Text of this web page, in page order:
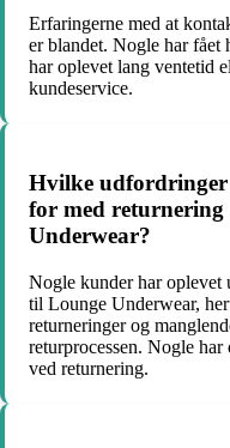
Erfaringerne med at
er blandet. Nogle har fået
har oplevet lang ventetid
kundeservice.
Hvilke udfordringer
for med
Underwear?
Nogle kunder har oplevet
til Lounge Underwear,
returneringer og
returprocessen. Nogle
ved returnering.